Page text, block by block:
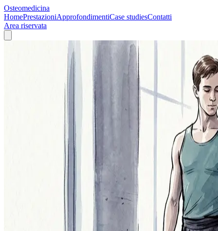
Osteomedicina
HomePrestazioniApprofondimentiCase studiesContatti
Area riservata